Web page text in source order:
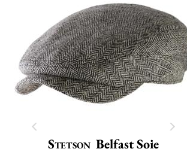
Stetson Belfast Soie